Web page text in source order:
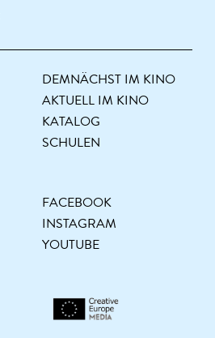
DEMNÄCHST IM KINO
AKTUELL IM KINO
KATALOG
SCHULEN
FACEBOOK
INSTAGRAM
YOUTUBE